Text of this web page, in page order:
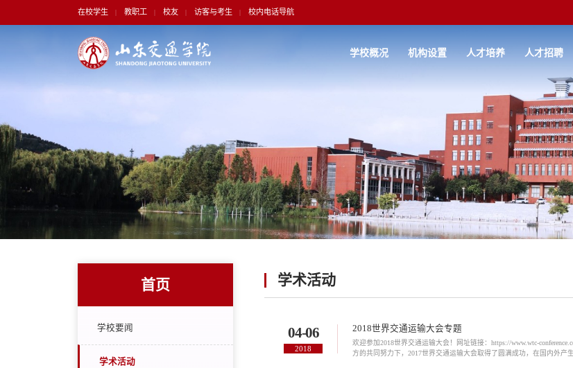
在校学生 教职工 校友 访客与考生 校内电话导航
学校概况 机构设置 人才培养 人才招聘
首页
学校要闻
学术活动
学术活动
04-06
2018
2018世界交通运输大会专题
欢迎参加2018世界交通运输大会！网址链接：https://www.wtc-
方的共同努力下，2017世界交通运输大会取得了圆满成功，在国内外